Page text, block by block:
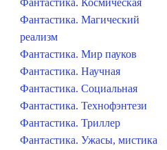
Фантастика. Космическая
Фантастика. Магический
реализм
Фантастика. Мир пауков
Фантастика. Научная
Фантастика. Социальная
Фантастика. Технофэнтези
Фантастика. Триллер
Фантастика. Ужасы, мистика